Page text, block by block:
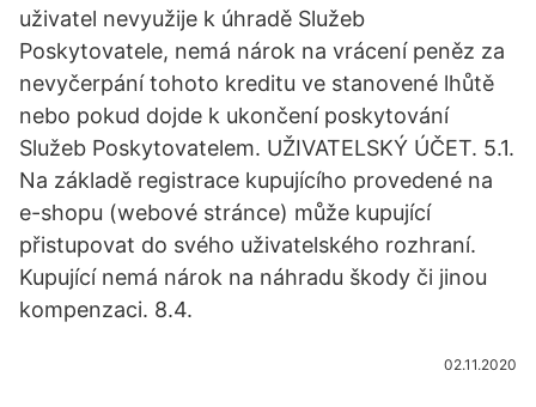
uživatel nevyužije k úhradě Služeb
Poskytovatele, nemá nárok na vrácení peněz za
nevyčerpání tohoto kreditu ve stanovené lhůtě
nebo pokud dojde k ukončení poskytování
Služeb Poskytovatelem. UŽIVATELSKÝ ÚČET. 5.1.
Na základě registrace kupujícího provedené na
e-shopu (webové stránce) může kupující
přistupovat do svého uživatelského rozhraní.
Kupující nemá nárok na náhradu škody či jinou
kompenzaci. 8.4.
02.11.2020